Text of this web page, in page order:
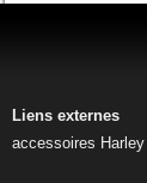
Liens externes
accessoires Harley